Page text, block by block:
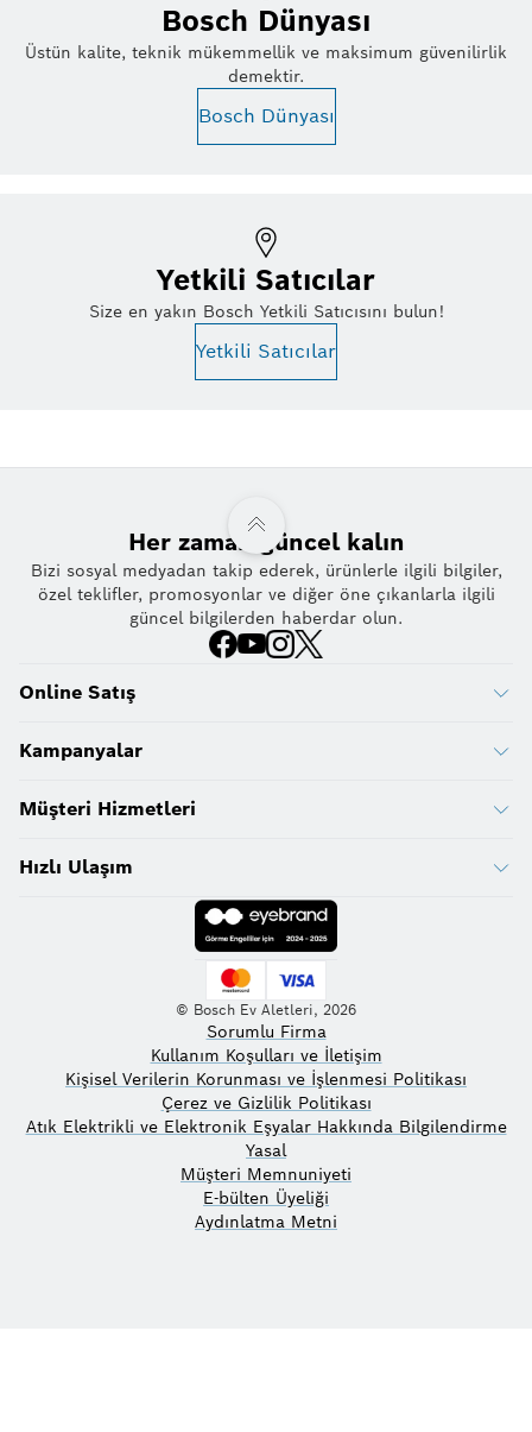
Bosch Dünyası
Üstün kalite, teknik mükemmellik ve maksimum güvenilirlik
demektir.
Bosch Dünyası
Yetkili Satıcılar
Size en yakın Bosch Yetkili Satıcısını bulun!
Yetkili Satıcılar
Her zaman güncel kalın
Bizi sosyal medyadan takip ederek, ürünlerle ilgili bilgiler,
özel teklifler, promosyonlar ve diğer öne çıkanlarla ilgili
güncel bilgilerden haberdar olun.
Online Satış
Kampanyalar
Müşteri Hizmetleri
Hızlı Ulaşım
© Bosch Ev Aletleri, 2026
Sorumlu Firma
Kullanım Koşulları ve İletişim
Kişisel Verilerin Korunması ve İşlenmesi Politikası
Çerez ve Gizlilik Politikası
Atık Elektrikli ve Elektronik Eşyalar Hakkında Bilgilendirme
Yasal
Müşteri Memnuniyeti
E-bülten Üyeliği
Aydınlatma Metni